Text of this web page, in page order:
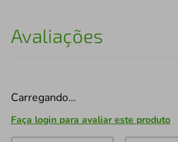
Avaliações
Carregando…
Faça login para avaliar este produto